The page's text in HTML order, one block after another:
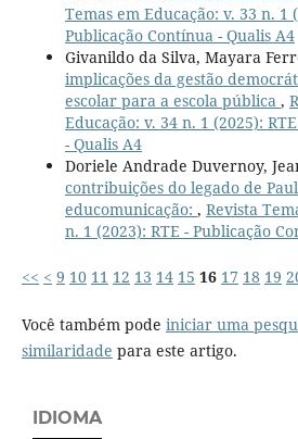
Temas em Educação: v. 33 n. 1
Publicação Contínua - Qualis A4
Givanildo da Silva, Mayara
implicações da gestão
escolar para a escola pública ,
Educação: v. 34 n. 1 (2025):
- Qualis A4
Doriele Andrade Duvernoy,
contribuições do legado de
educomunicação: , Revista
n. 1 (2023): RTE - Publicação
<< < 9 10 11 12 13 14 15 16 17 18 19
Você também pode iniciar uma
similaridade para este artigo.
IDIOMA